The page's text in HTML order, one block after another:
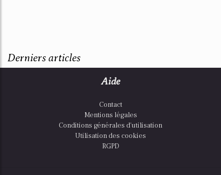
Derniers articles
Aide
Contact
Mentions légales
Conditions générales d'utilisation
Utilisation des cookies
RGPD